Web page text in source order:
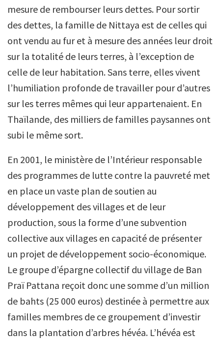
mesure de rembourser leurs dettes. Pour sortir
des dettes, la famille de Nittaya est de celles qui
ont vendu au fur et à mesure des années leur droit
sur la totalité de leurs terres, à l’exception de
celle de leur habitation. Sans terre, elles vivent
l’humiliation profonde de travailler pour d’autres
sur les terres mêmes qui leur appartenaient. En
Thaïlande, des milliers de familles paysannes ont
subi le même sort.
En 2001, le ministère de l’Intérieur responsable
des programmes de lutte contre la pauvreté met
en place un vaste plan de soutien au
développement des villages et de leur
production, sous la forme d’une subvention
collective aux villages en capacité de présenter
un projet de développement socio-économique.
Le groupe d’épargne collectif du village de Ban
Praï Pattana reçoit donc une somme d’un million
de bahts (25 000 euros) destinée à permettre aux
familles membres de ce groupement d’investir
dans la plantation d’arbres hévéa. L’hévéa est